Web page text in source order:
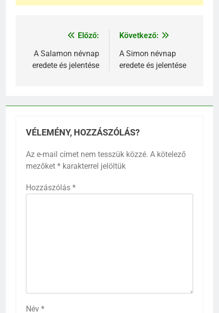
Bejegyzés
navigáció
Előző:
A Salamon névnap
eredete és jelentése
Következő:
A Simon névnap
eredete és jelentése
VÉLEMÉNY, HOZZÁSZÓLÁS?
Az e-mail címet nem tesszük közzé. A kötelező
mezőket * karakterrel jelöltük
Hozzászólás *
Név *